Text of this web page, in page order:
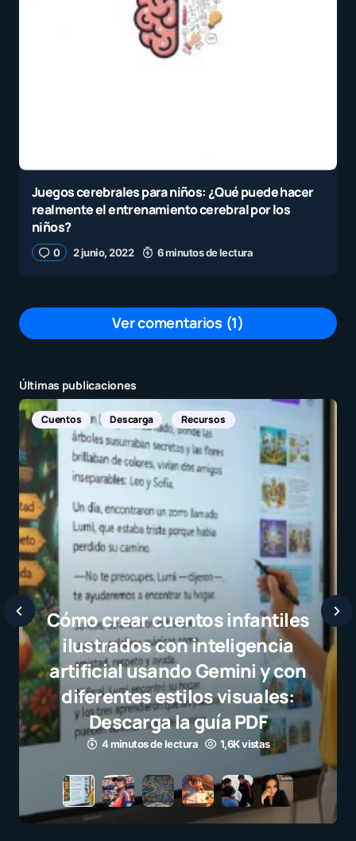
Juegos cerebrales para niños: ¿Qué puede hacer
realmente el entrenamiento cerebral por los
niños?
0 2 junio, 2022 6 minutos de lectura
Ver comentarios (1)
por
Yahis Gonzalez Martino
11 octubre, 2025 a las 8:17 pm
Tu dirección de correo electrónico no será
publicada.
Los campos obligatorios están
marcados con
Mensaje*
Nombre*
E-mail*
Últimas publicaciones
Cuentos Descarga Recursos
Cómo crear cuentos infantiles
ilustrados con inteligencia
artificial usando Gemini y con
diferentes estilos visuales:
Descarga la guía PDF
4 minutos de lectura 1,6K vistas